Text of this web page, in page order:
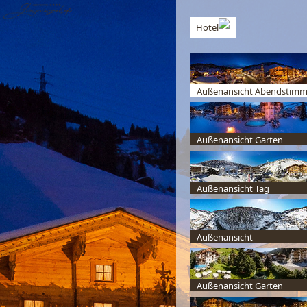
Hotel
Außenansicht
Außenansicht Garten
Außenansicht Tag
Außenansicht
Außenansicht Garten